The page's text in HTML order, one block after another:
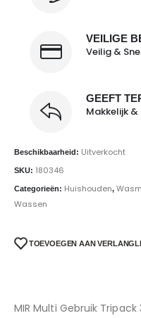
VEILIGE
Veilig &
GEEFT
Makkelijk
Beschikbaarheid: Uitverkocht
SKU: 180346
Categorieën: Huishouden,
Wassen
TOEVOEGEN AAN
MIR Multi Gebruik